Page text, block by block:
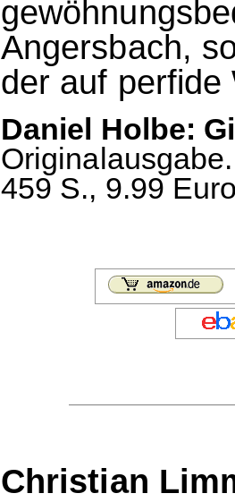
Angersbach,
der auf perfide
Daniel Holbe:
459 S., 9.99
Christian